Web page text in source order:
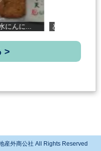
... どぶろく農家...
>
産外商公社 All Rights Reserved